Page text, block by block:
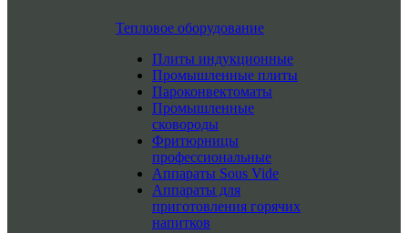
Тепловое оборудование
Плиты индукционные
Промышленные плиты
Пароконвектоматы
Промышленные
сковороды
Фритюрницы
профессиональные
Аппараты Sous Vide
Аппараты для
приготовления горячих
напитков